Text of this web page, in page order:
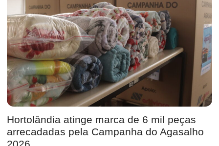
Hortolândia atinge marca de 6 mil peças
arrecadadas pela Campanha do Agasalho